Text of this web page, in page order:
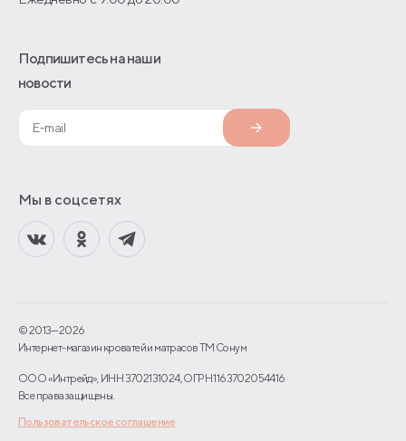
Подпишитесь на наши
новости
Мы в соцсетях
© 2013—2026
Интернет-магазин кроватей и матрасов TM Сонум
ООО «Интрейд», ИНН 3702131024, ОГРН 1163702054416
Все права защищены.
Пользовательское соглашение